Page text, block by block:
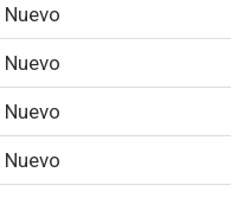
Nuevo
Nuevo
Nuevo
Nuevo